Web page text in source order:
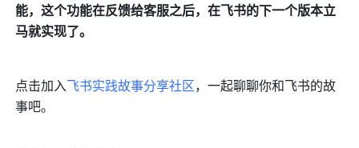
能，这个功能在反馈给客服之后，在飞书的下一个版本立
马就实现了。
点击加入飞书实践故事分享社区，一起聊聊你和飞书的故
事吧。